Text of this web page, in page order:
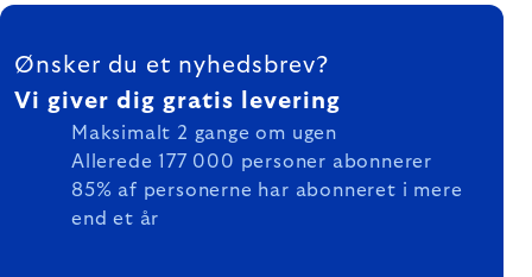
FOOTER
Ønsker du et nyhedsbrev?
Vi giver dig gratis levering
Maksimalt 2 gange om ugen
Allerede 177 000 personer abonnerer
85% af personerne har abonneret i mere
end et år